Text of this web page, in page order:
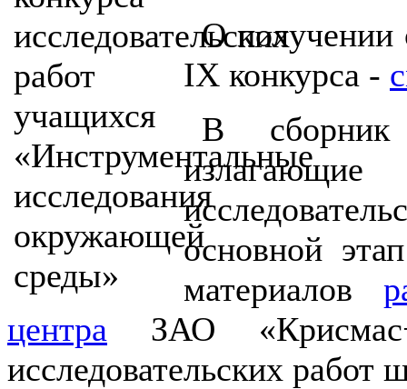
О получении
IX конкурса -
В сборник
основной
материалов
центра ЗАО
исследовательских работ